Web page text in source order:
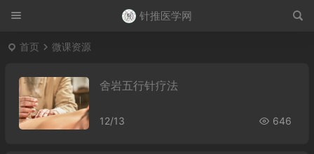
针推医学网
首页 微课资源
舍岩五行针疗法
12/13 646